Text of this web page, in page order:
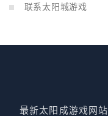
联系太阳城游戏
最新太阳成游戏网站